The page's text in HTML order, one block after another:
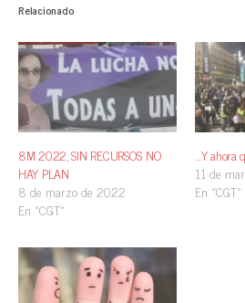
Relacionado
8M 2022, SIN RECURSOS NO
HAY PLAN
8 de marzo de 2022
En «CGT»
…Y ahora
11 de
En «CGT»